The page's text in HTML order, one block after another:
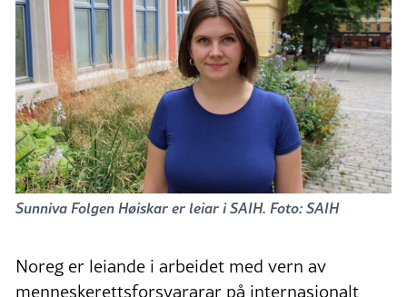
Sunniva Folgen Høiskar er leiar i SAIH. Foto: SAIH
Noreg er leiande i arbeidet med vern av
menneskerettsforsvararar på internasjonalt